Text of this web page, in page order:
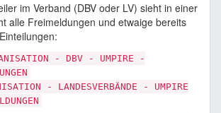
im Verband (DBV oder LV) sieht in einer
alle Freimeldungen und etwaige bereits
- DBV - UMPIRE -
- LANDESVERBÄNDE - UMPIRE